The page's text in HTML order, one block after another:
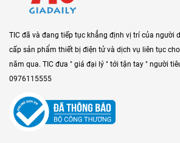
TIC đã và đang tiếp tục khẳng định vị trí của người
cấp sản phẩm thiết bị điện tử và dịch vụ liên tục
năm qua. TIC đưa " giá đại lý " tới tận tay " người
0976115555